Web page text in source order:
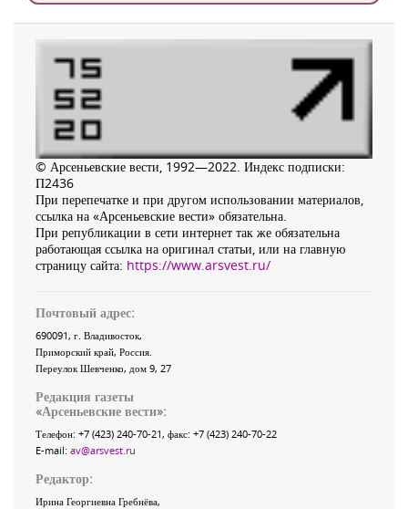
© Арсеньевские вести, 1992—2022. Индекс подписки:
П2436
При перепечатке и при другом использовании материалов,
ссылка на «Арсеньевские вести» обязательна.
При републикации в сети интернет так же обязательна
работающая ссылка на оригинал статьи, или на главную
страницу сайта: https://www.arsvest.ru/
Почтовый адрес:
690091, г. Владивосток,
Приморский край, Россия
Переулок Шевченко, дом 9, 27
Редакция газеты
«Арсеньевские вести»:
Телефон: +7 (423) 240-70-21, факс: +7 (423) 240-70-22
E-mail: av@arsvest.ru
Редактор:
Ирина Георгиевна Гребнёва,